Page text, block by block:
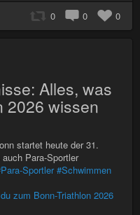
0 0 0
Alles, was
2026 wissen
startet heute der 31.
Para-Sportler
Sportler #Schwimmen
zum Bonn-Triathlon 2026